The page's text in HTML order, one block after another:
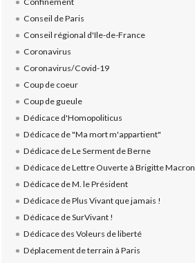
Conseil de Paris
Conseil régional d'Ile-de-France
Coronavirus
Coronavirus/Covid-19
Coup de coeur
Coup de gueule
Dédicace d'Homopoliticus
Dédicace de "Ma mort m'appartient"
Dédicace de Le Serment de Berne
Dédicace de Lettre Ouverte à Brigitte Macron
Dédicace de M. le Président
Dédicace de Plus Vivant que jamais !
Dédicace de SurVivant !
Dédicace des Voleurs de liberté
Déplacement de terrain à Paris